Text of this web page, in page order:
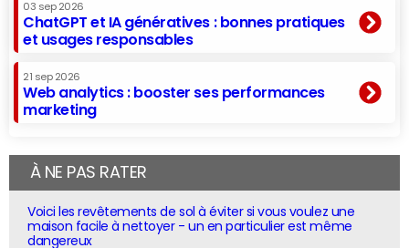
03 sep 2026
ChatGPT et IA génératives : bonnes pratiques
et usages responsables
21 sep 2026
Web analytics : booster ses performances
marketing
À NE PAS RATER
Voici les revêtements de sol à éviter si vous voulez une
maison facile à nettoyer - un en particulier est même
dangereux